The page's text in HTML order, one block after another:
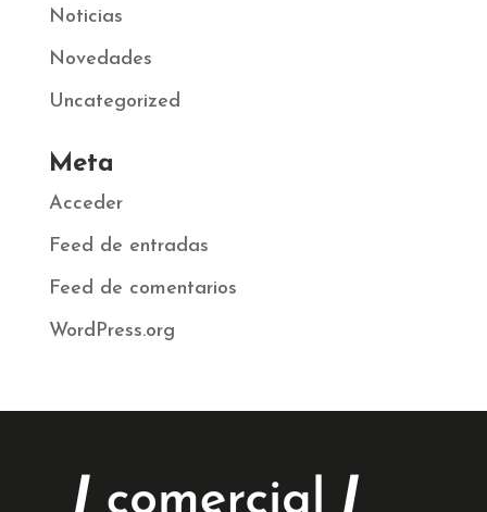
Noticias
Novedades
Uncategorized
Meta
Acceder
Feed de entradas
Feed de comentarios
WordPress.org